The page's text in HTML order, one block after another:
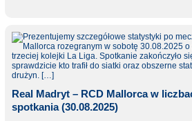
Real Madryt – RCD Mallorca w
spotkania (30.08.2025)